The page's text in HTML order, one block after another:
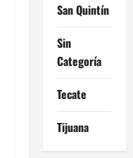
San Quintín
Sin
Categoría
Tecate
Tijuana